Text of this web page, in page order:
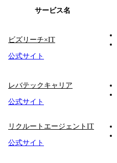
サービス名
ビズリーチ×IT
公式サイト
レバテックキャリア
公式サイト
リクルートエージェントIT
公式サイト